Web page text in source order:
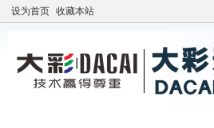
设为首页 收藏本站